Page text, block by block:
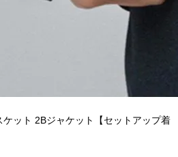
ケット 2Bジャケット【セットアップ着